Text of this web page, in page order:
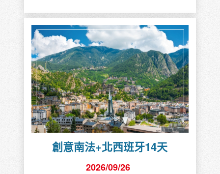
創意南法+北西班牙14天
2026/09/26